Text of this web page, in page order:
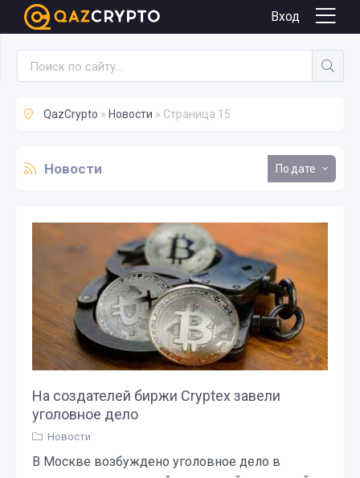
Вход
QazCrypto » Новости » Страница 15
Новости дате
На создателей биржи Cryptex завели
уголовное дело
Новости
В Москве возбуждено уголовное дело в